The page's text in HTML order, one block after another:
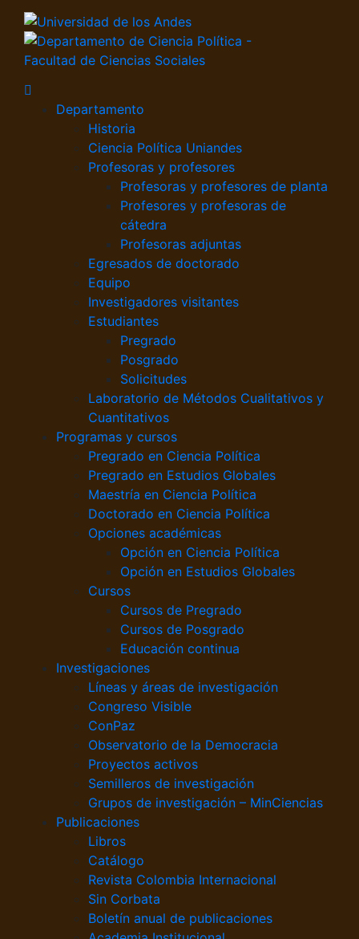
Departamento
Historia
Ciencia Política Uniandes
Profesoras y profesores
Profesoras y profesores de planta
Profesores y profesoras de
cátedra
Profesoras adjuntas
Egresados de doctorado
Equipo
Investigadores visitantes
Estudiantes
Pregrado
Posgrado
Solicitudes
Laboratorio de Métodos Cualitativos y
Cuantitativos
Programas y cursos
Pregrado en Ciencia Política
Pregrado en Estudios Globales
Maestría en Ciencia Política
Doctorado en Ciencia Política
Opciones académicas
Opción en Ciencia Política
Opción en Estudios Globales
Cursos
Cursos de Pregrado
Cursos de Posgrado
Educación continua
Investigaciones
Líneas y áreas de investigación
Congreso Visible
ConPaz
Observatorio de la Democracia
Proyectos activos
Semilleros de investigación
Grupos de investigación – MinCiencias
Publicaciones
Libros
Catálogo
Revista Colombia Internacional
Sin Corbata
Boletín anual de publicaciones